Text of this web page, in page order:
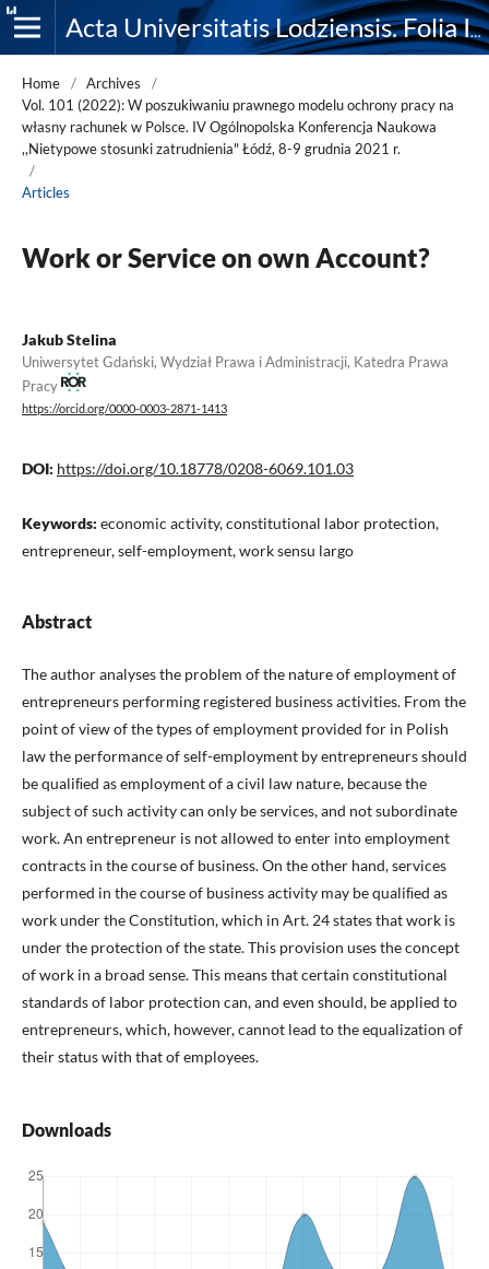
Acta Universitatis Lodziensis. Folia Iuridica
Home / Archives
/
Vol. 101 (2022): W poszukiwaniu prawnego modelu ochrony pracy na
własny rachunek w Polsce. IV Ogólnopolska Konferencja Naukowa
,,Nietypowe stosunki zatrudnienia" Łódź, 8-9 grudnia 2021 r.
/
Articles
Work or Service on own Account?
Jakub Stelina
Uniwersytet Gdański, Wydział Prawa i Administracji, Katedra Prawa
Pracy
https://orcid.org/0000-0003-2871-1413
DOI: https://doi.org/10.18778/0208-6069.101.03
Keywords: economic activity, constitutional labor protection,
entrepreneur, self-employment, work sensu largo
Abstract
The author analyses the problem of the nature of employment of
entrepreneurs performing registered business activities. From the
point of view of the types of employment provided for in Polish
law the performance of self-employment by entrepreneurs should
be qualiﬁed as employment of a civil law nature, because the
subject of such activity can only be services, and not subordinate
work. An entrepreneur is not allowed to enter into employment
contracts in the course of business. On the other hand, services
performed in the course of business activity may be qualiﬁed as
work under the Constitution, which in Art. 24 states that work is
under the protection of the state. This provision uses the concept
of work in a broad sense. This means that certain constitutional
standards of labor protection can, and even should, be applied to
entrepreneurs, which, however, cannot lead to the equalization of
their status with that of employees.
Downloads